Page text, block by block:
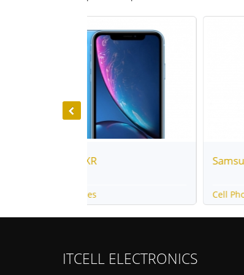
ITCELL ELECTRONICS